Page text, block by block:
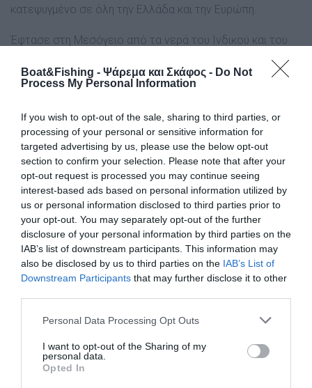
Boat&Fishing - Ψάρεμα και Σκάφος - Do Not
Process My Personal Information
If you wish to opt-out of the sale, sharing to third parties, or
processing of your personal or sensitive information for
targeted advertising by us, please use the below opt-out
section to confirm your selection. Please note that after your
opt-out request is processed you may continue seeing
interest-based ads based on personal information utilized by
us or personal information disclosed to third parties prior to
your opt-out. You may separately opt-out of the further
disclosure of your personal information by third parties on the
IAB’s list of downstream participants. This information may
also be disclosed by us to third parties on the IAB’s List of
Downstream Participants that may further disclose it to other
Personal Data Processing Opt Outs
I want to opt-out of the Sharing of my
personal data.
Opted In
κατεψυγμένο σε όλη την Ελλάδα και την Ευρώπη.
Έφτασε στη Μεσόγειο από τα νερά του Ινδικού και του
, περίπου μια δεκαετία μετά
το άνοιγμα τηςδιώρυγας του Σουέζ.
Μεσόγειο Θάλασσα μέσα από ταέρμα των εμπορικών
πλοίων.
Έκτοτε, το καρκινοειδές έχει καταγραφεί σε διάφορες
περιοχές της Μεσογείου, από τη λεκάνη της Λεβαντίνης
μέχρι τη Σικελία.
Σύμφωνα με τους θαλάσσιους βιολόγους, έχει
δημιουργήσειπροβλήματα στο τοπικό οικοσύστημα
καθώς καταβροχθίζει σχεδόν τα πάντα και επιβάλλει την
παρουσία του έναντι άλλων ειδών.
παρουσίασε γευστικές δημιουργίες με βάση το «ξενικό
είδος», τονίζοντας τη θρεπτική του αξία: πλούσιο σε
πρωτεΐνες, ω-3 λιπαρά και χαμηλό σε υδράργυρο,